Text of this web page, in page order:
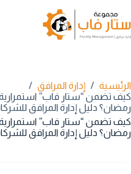
المحتوى
الرئيسية / إدارة المرافق /
كيف تضمن “ستار فاب”
رمضان؟ دليل إدارة المرافق
كيف تضمن “ستار فاب”
رمضان؟ دليل إدارة المرافق